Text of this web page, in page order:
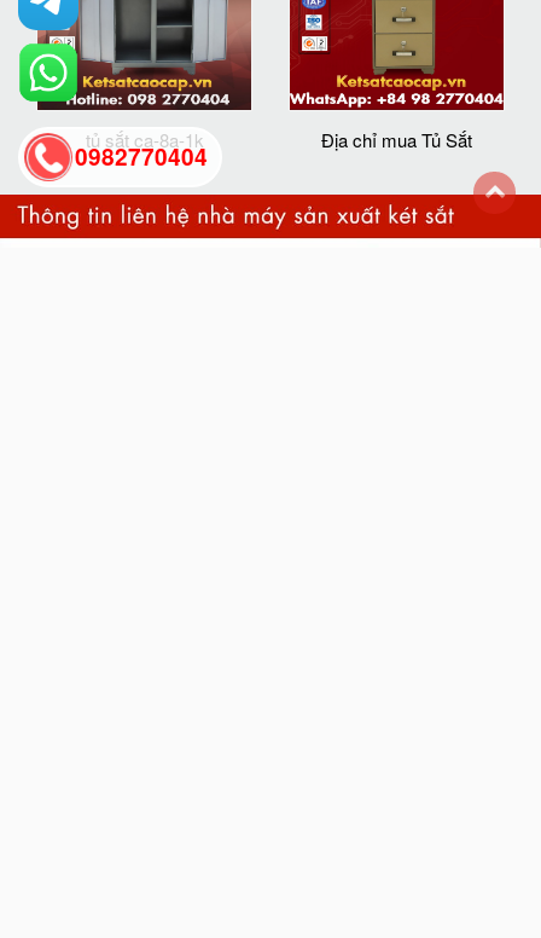
tủ sắt ca-8a-1k Địa chỉ mua Tủ Sắt
0982770404
back